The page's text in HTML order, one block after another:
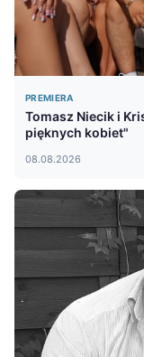
PREMIERA
Tomasz Niecik i
pięknych kobiet"
08.08.2026